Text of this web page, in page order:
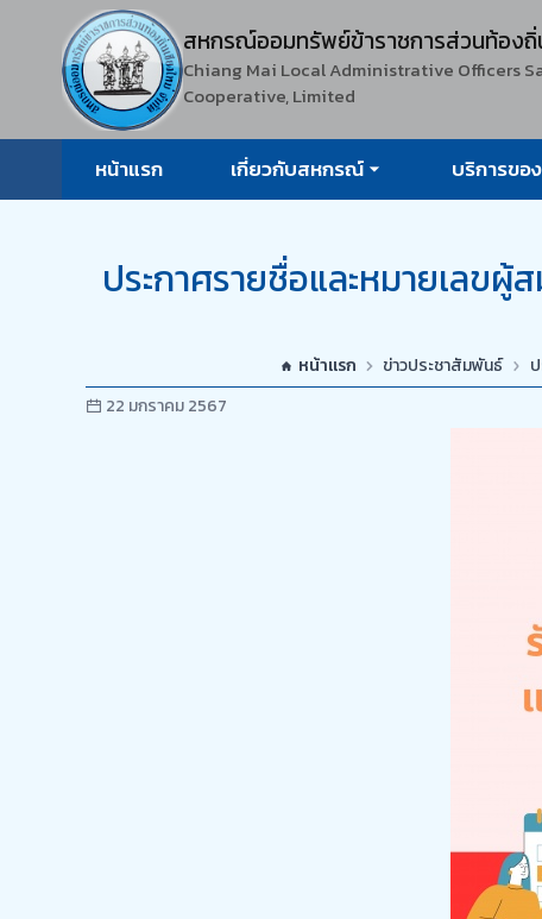
สหกรณ์ออมทรัพย์ข้าราชการส่วนท้องถิ่
Chiang Mai Local Administrative Officers
Cooperative, Limited
หน้าแรก เกี่ยวกับสหกรณ์ บริการข
ประกาศรายชื่อและหมายเลขผู้
หน้าแรก ข่าวประชาสัมพันธ์
22 มกราคม 2567